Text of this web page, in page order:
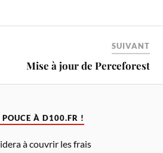
SUIVANT
Mise à jour de Perceforest
POUCE À D100.FR !
à couvrir les frais